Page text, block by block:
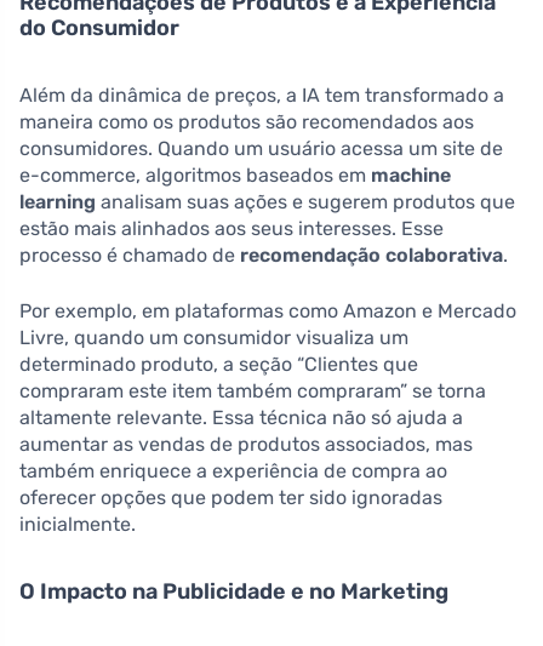
do Consumidor
Além da dinâmica de preços, a IA tem transformado a
maneira como os produtos são recomendados aos
consumidores. Quando um usuário acessa um site de
e-commerce, algoritmos baseados em machine
learning analisam suas ações e sugerem produtos que
estão mais alinhados aos seus interesses. Esse
processo é chamado de recomendação colaborativa.
Por exemplo, em plataformas como Amazon e Mercado
Livre, quando um consumidor visualiza um
determinado produto, a seção “Clientes que
compraram este item também compraram” se torna
altamente relevante. Essa técnica não só ajuda a
aumentar as vendas de produtos associados, mas
também enriquece a experiência de compra ao
oferecer opções que podem ter sido ignoradas
inicialmente.
O Impacto na Publicidade e no Marketing